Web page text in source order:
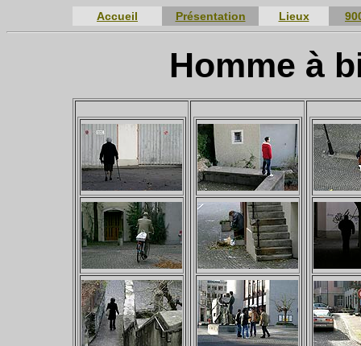
Accueil Présentation Lieux
Homme à